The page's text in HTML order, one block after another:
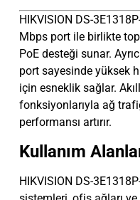
HIKVISION DS-
Mbps port ile birlikte
PoE desteği sunar.
port sayesinde yüksek
için esneklik sağlar.
fonksiyonlarıyla ağ
performansı artırır.
Kullanım
HIKVISION DS-